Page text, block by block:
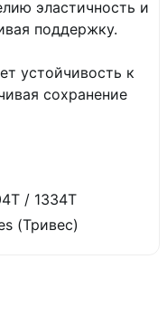
эластичность и
поддержку.
устойчивость к
сохранение
/ 1334T
(Тривес)